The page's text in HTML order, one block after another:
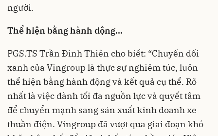
người.
Thể hiện bằng hành động...
PGS.TS Trần Đình Thiên cho biết: “Chuyển đổi
xanh của Vingroup là thực sự nghiêm túc, luôn
thể hiện bằng hành động và kết quả cụ thể. Rõ
nhất là việc dành tối đa nguồn lực và quyết tâm
để chuyển mạnh sang sản xuất kinh doanh xe
thuần điện. Vingroup đã vượt qua giai đoạn khó